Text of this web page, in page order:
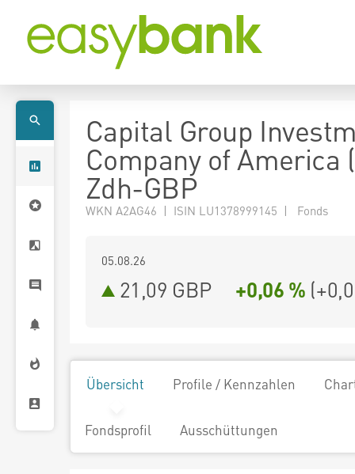
Capital Group
Company of America
Zdh-GBP
WKN A2AG46 | ISIN LU1378999145 | Fonds
05.08.26
21,09 GBP +0,06 % (
Übersicht Profile / Kennzahlen
Fondsprofil Ausschüttungen